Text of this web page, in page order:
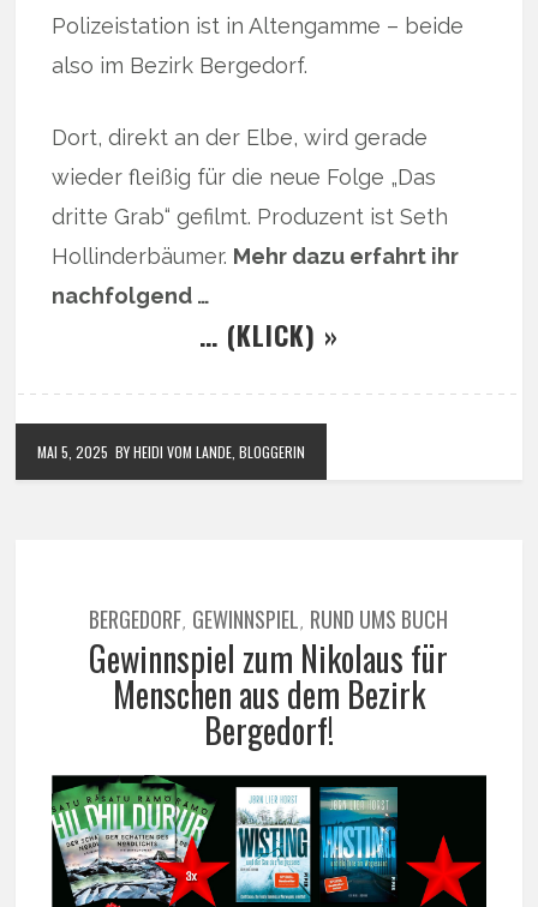
Polizeistation ist in Altengamme – beide
also im Bezirk Bergedorf.
Dort, direkt an der Elbe, wird gerade
wieder fleißig für die neue Folge „Das
dritte Grab“ gefilmt. Produzent ist Seth
Hollinderbäumer. Mehr dazu erfahrt ihr
nachfolgend …
… (KLICK) »
MAI 5, 2025 BY HEIDI VOM LANDE, BLOGGERIN
BERGEDORF, GEWINNSPIEL, RUND UMS BUCH
Gewinnspiel zum Nikolaus für
Menschen aus dem Bezirk
Bergedorf!